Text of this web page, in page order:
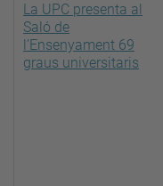
La UPC presenta al
Saló de
l’Ensenyament 69
graus universitaris